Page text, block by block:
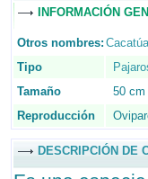
INFORMACIÓN
Otros nombres:
Tipo
Tamaño
50 cm
Reproducción
DESCRIPCIÓN DE